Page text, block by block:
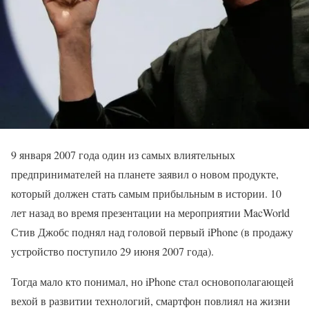
9 января 2007 года один из самых влиятельных
предпринимателей на планете заявил о новом продукте,
который должен стать самым прибыльным в истории. 10
лет назад во время презентации на мероприятии MacWorld
Стив Джобс поднял над головой первый iPhone (в продажу
устройство поступило 29 июня 2007 года).
Тогда мало кто понимал, но iPhone стал основополагающей
вехой в развитии технологий, смартфон повлиял на жизни